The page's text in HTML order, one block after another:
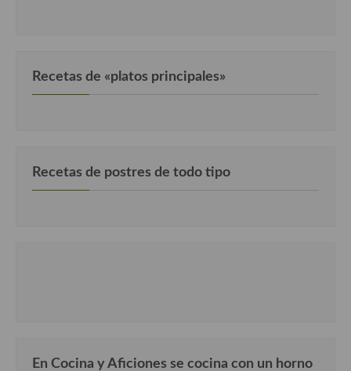
Recetas de «platos principales»
Recetas de postres de todo tipo
En Cocina y Aficiones se cocina con un horno